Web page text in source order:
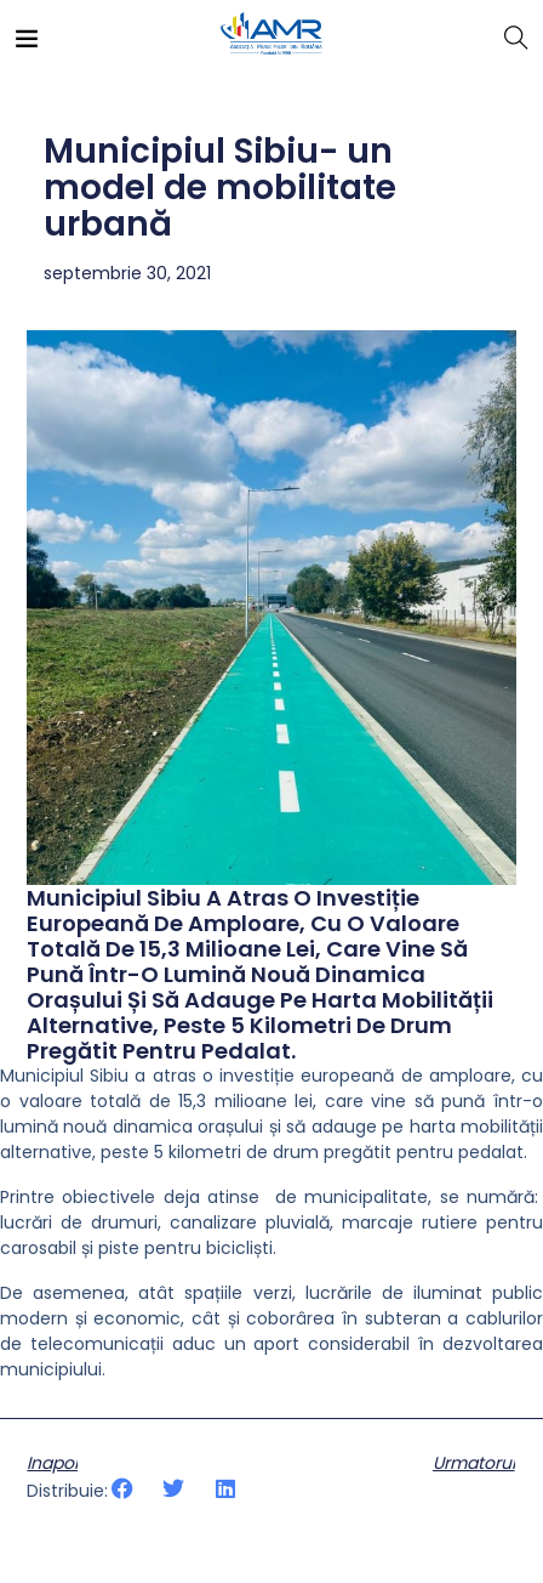
Municipiul Sibiu- un
model de mobilitate
urbană
septembrie 30, 2021
Municipiul Sibiu A Atras O Investiție
Europeană De Amploare, Cu O Valoare
Totală De 15,3 Milioane Lei, Care Vine Să
Pună Într-O Lumină Nouă Dinamica
Orașului Și Să Adauge Pe Harta Mobilității
Alternative, Peste 5 Kilometri De Drum
Pregătit Pentru Pedalat.
Municipiul Sibiu a atras o investiție europeană de amploare, cu
o valoare totală de 15,3 milioane lei, care vine să pună într-o
lumină nouă dinamica orașului și să adauge pe harta mobilității
alternative, peste 5 kilometri de drum pregătit pentru pedalat.
Printre obiectivele deja atinse de municipalitate, se numără:
lucrări de drumuri, canalizare pluvială, marcaje rutiere pentru
carosabil și piste pentru bicicliști.
De asemenea, atât spațiile verzi, lucrările de iluminat public
modern și economic, cât și coborârea în subteran a cablurilor
de telecomunicații aduc un aport considerabil în dezvoltarea
municipiului.
Inapoi
Urmatorul
Distribuie: